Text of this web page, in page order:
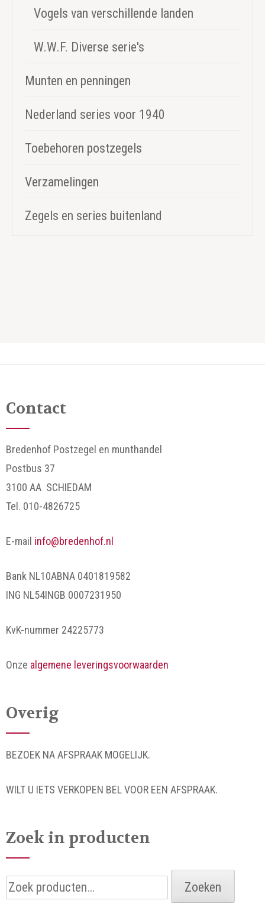
Vogels van verschillende landen
W.W.F. Diverse serie's
Munten en penningen
Nederland series voor 1940
Toebehoren postzegels
Verzamelingen
Zegels en series buitenland
Contact
Bredenhof Postzegel en munthandel
Postbus 37
3100 AA SCHIEDAM
Tel. 010-4826725
E-mail info@bredenhof.nl
Bank NL10ABNA 0401819582
ING NL54INGB 0007231950
KvK-nummer 24225773
Onze algemene leveringsvoorwaarden
Overig
BEZOEK NA AFSPRAAK MOGELIJK.
WILT U IETS VERKOPEN BEL VOOR EEN AFSPRAAK.
Zoek in producten
Zoeken
naar:
Zoeken